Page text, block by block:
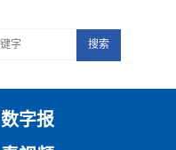
搜索
数字报